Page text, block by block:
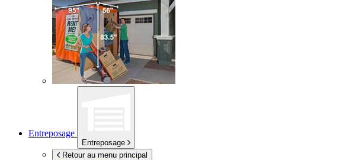
Entreposage
Entreposage
Retour au menu principal